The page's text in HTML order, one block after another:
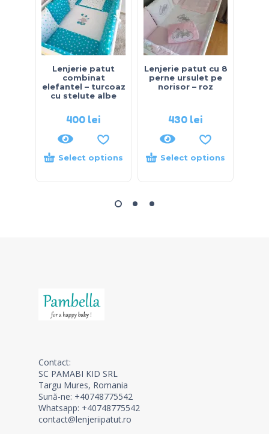
Lenjerie patut
combinat
elefantel – turcoaz
cu stelute albe
400 lei
Select options
Lenjerie patut cu 8
perne ursulet pe
norisor – roz
430 lei
Select options
Contact:
SC PAMABI KID SRL
Targu Mures, Romania
Sună-ne: +40748775542
Whatsapp: +40748775542
contact@lenjeriipatut.ro